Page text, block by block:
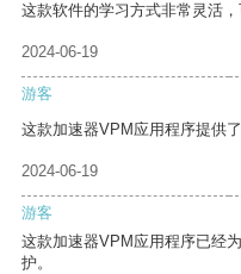
这款软件的学习方式非常灵活
2024-06-19
游客
这款加速器VPM应用程序提供
2024-06-19
游客
这款加速器VPM应用程序已经
护。